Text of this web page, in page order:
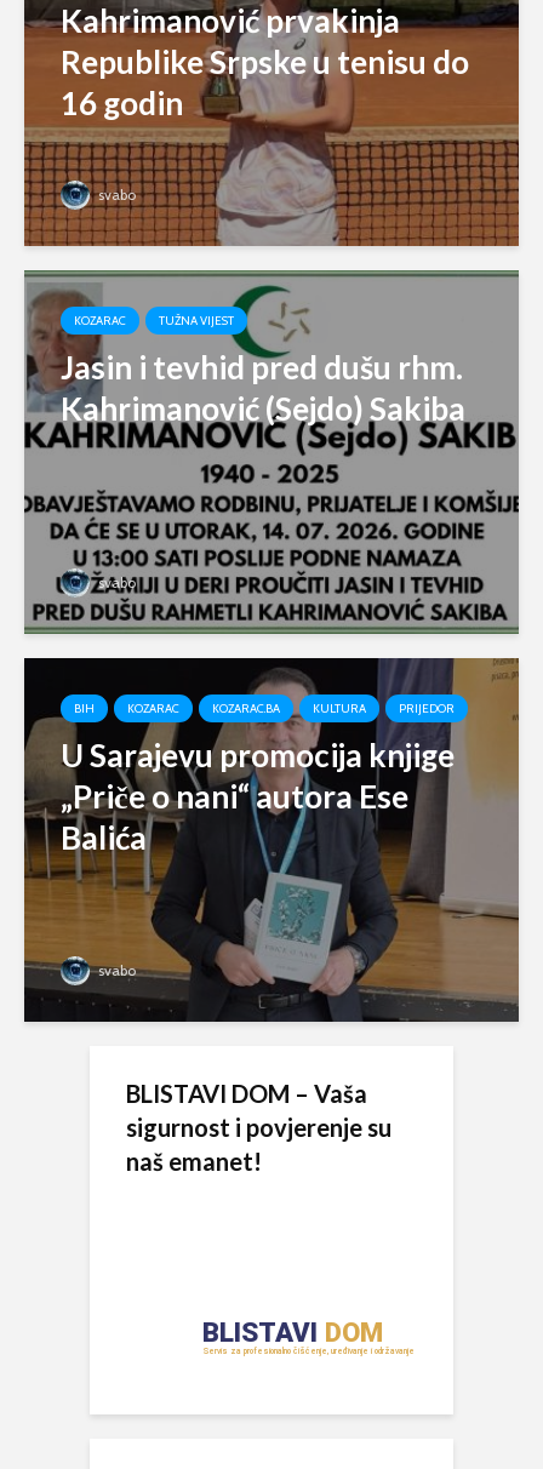
Kahrimanović prvakinja
Republike Srpske u tenisu do
16 godin
svabo
KOZARAC TUŽNA VIJEST
Jasin i tevhid pred dušu rhm.
Kahrimanović (Sejdo) Sakiba
svabo
BIH KOZARAC KOZARAC.BA KULTURA PRIJEDOR
U Sarajevu promocija knjige
„Priče o nani“ autora Ese
Balića
svabo
BLISTAVI DOM – Vaša
sigurnost i povjerenje su
naš emanet!